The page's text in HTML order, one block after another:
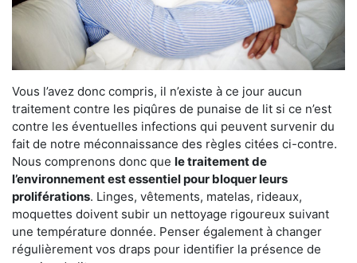
Vous l’avez donc compris, il n’existe à ce jour aucun
traitement contre les piqûres de punaise de lit si ce n’est
contre les éventuelles infections qui peuvent survenir du
fait de notre méconnaissance des règles citées ci-contre.
Nous comprenons donc que le traitement de
l’environnement est essentiel pour bloquer leurs
proliférations. Linges, vêtements, matelas, rideaux,
moquettes doivent subir un nettoyage rigoureux suivant
une température donnée. Penser également à changer
régulièrement vos draps pour identifier la présence de